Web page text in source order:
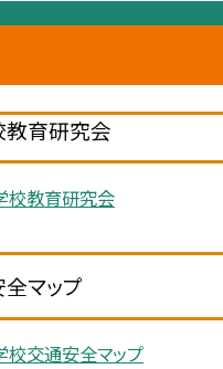
育研究会
校教育研究会
マップ
校交通安全マップ